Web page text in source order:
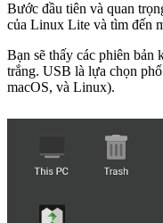
Bước đầu tiên và quan
của Linux Lite và tìm đến
Bạn sẽ thấy các phiên
trắng. USB là lựa chọn
macOS, và Linux).